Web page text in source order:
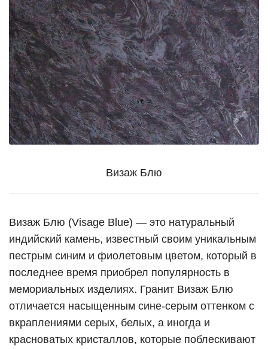
Визаж Блю
Визаж Блю (Visage Blue) — это натуральный
индийский камень, известный своим уникальным
пестрым синим и фиолетовым цветом, который в
последнее время приобрел популярность в
мемориальных изделиях. Гранит Визаж Блю
отличается насыщенным сине-серым оттенком с
вкраплениями серых, белых, а иногда и
красноватых кристаллов, которые поблескивают